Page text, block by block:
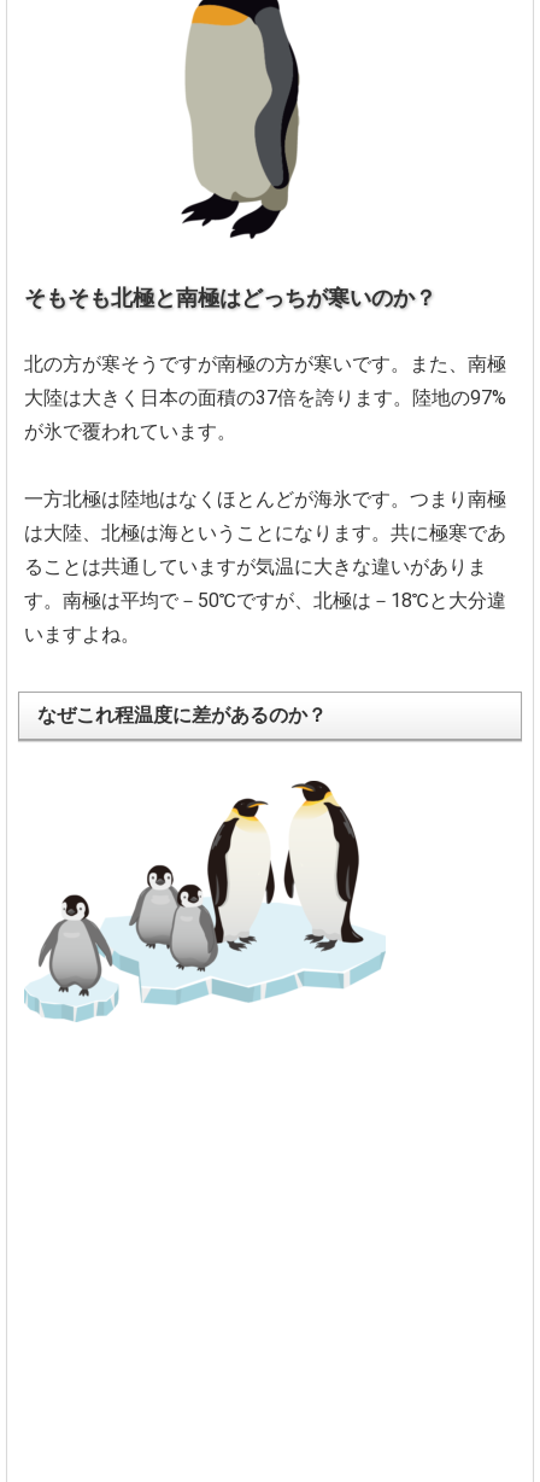
そもそも北極と南極はどっちが寒いのか？
北の方が寒そうですが南極の方が寒いです。また、 南極
大陸は大きく日本の面積の37倍を誇ります。陸地の97%
が氷で覆われています。
一方北極は陸地はなくほとんどが海氷です。つまり南極
は大陸、北極は海ということになります。 共に極寒であ
ることは共通していますが気温に大きな違いがありま
す。南極は平均で－50℃ですが、北極は－18℃と大分違
いますよね。
なぜこれ程温度に差があるのか？